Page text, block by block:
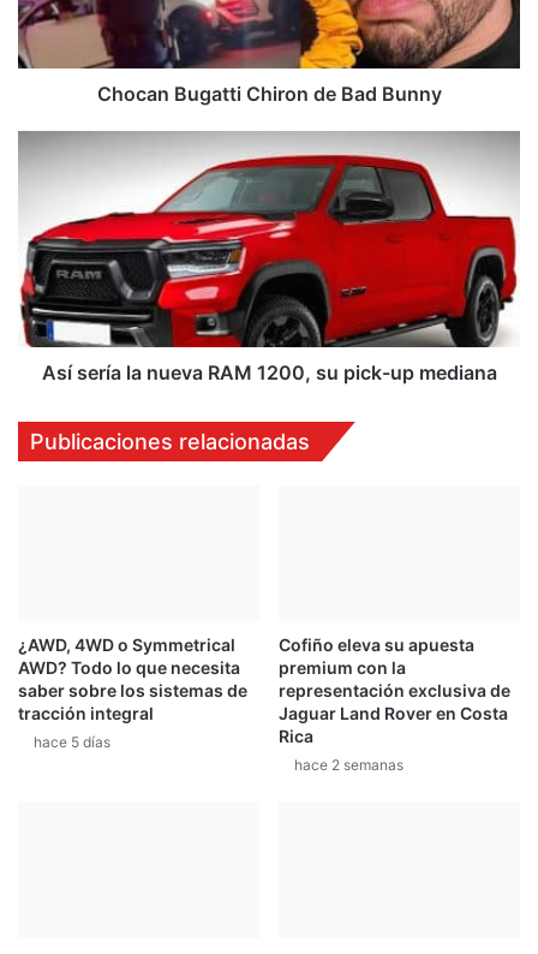
Chocan Bugatti Chiron de Bad Bunny
RAM
1200,
su
pick-
up
mediana
Así sería la nueva RAM 1200, su pick-up mediana
Publicaciones relacionadas
¿AWD, 4WD o Symmetrical
AWD? Todo lo que necesita
saber sobre los sistemas de
tracción integral
hace 5 días
Cofiño eleva su apuesta
premium con la
representación exclusiva de
Jaguar Land Rover en Costa
Rica
hace 2 semanas